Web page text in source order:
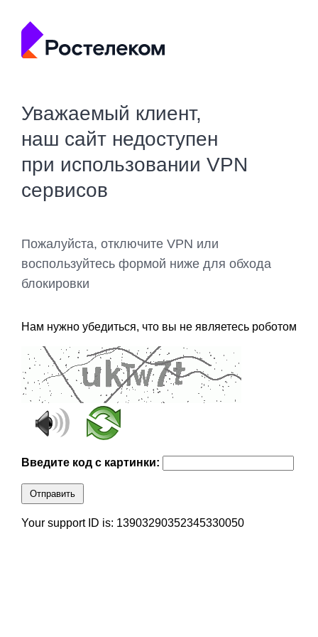
Уважаемый клиент,
наш сайт недоступен
при использовании VPN
сервисов
Пожалуйста, отключите VPN или
воспользуйтесь формой ниже для обхода
блокировки
Нам нужно убедиться, что вы не являетесь роботом
Введите код с картинки:
Отправить
Your support ID is: 13903290352345330050